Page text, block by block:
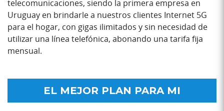
telecomunicaciones, siendo la primera empresa en
Uruguay en brindarle a nuestros clientes Internet 5G
para el hogar, con gigas ilimitados y sin necesidad de
utilizar una línea telefónica, abonando una tarifa fija
mensual.
EL MEJOR PLAN PARA MI